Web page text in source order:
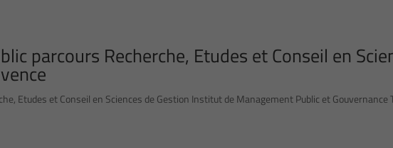
parcours Recherche, Etudes et Conseil en
Etudes et Conseil en Sciences de Gestion Institut de Management Public et Gouvernance